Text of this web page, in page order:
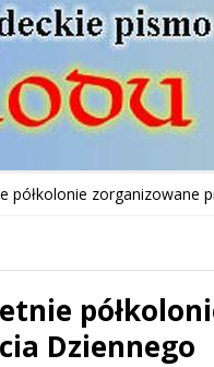
półkolonie zorganizowane
Dziennego